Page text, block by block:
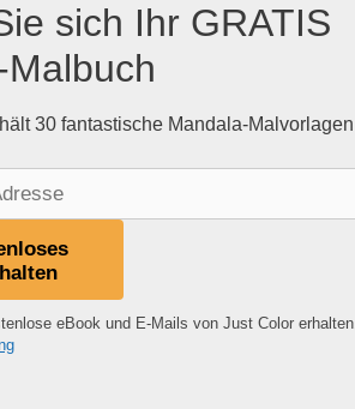
sich Ihr GRATIS
30 fantastische Mandala-Malvorlagen
eBook und E-Mails von Just Color erhalten.